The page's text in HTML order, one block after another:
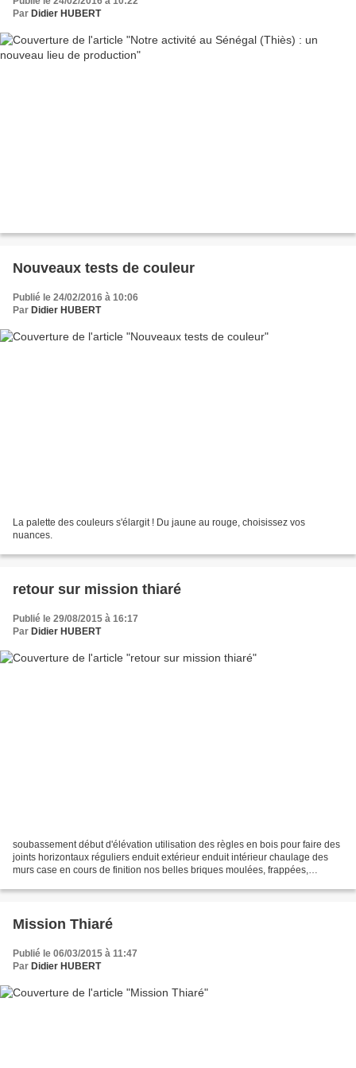
Par Didier HUBERT
Nouveaux tests de couleur
Publié le 24/02/2016 à 10:06
Par Didier HUBERT
La palette des couleurs s'élargit ! Du jaune au rouge, choisissez vos
nuances.
retour sur mission thiaré
Publié le 29/08/2015 à 16:17
Par Didier HUBERT
soubassement début d'élévation utilisation des règles en bois pour faire des
joints horizontaux réguliers enduit extérieur enduit intérieur chaulage des
murs case en cours de finition nos belles briques moulées, frappées,
Mission Thiaré
Publié le 06/03/2015 à 11:47
Par Didier HUBERT